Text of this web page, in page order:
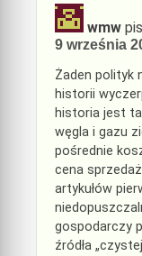
wmw
9 września
Żaden polityk
historii
historia jest
węgla i gazu
pośrednie
cena
artykułów
gospodarczy
źródła